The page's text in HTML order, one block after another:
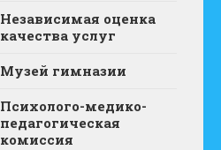
Независимая оценка
качества услуг
Музей гимназии
Психолого-медико-
педагогическая
комиссия